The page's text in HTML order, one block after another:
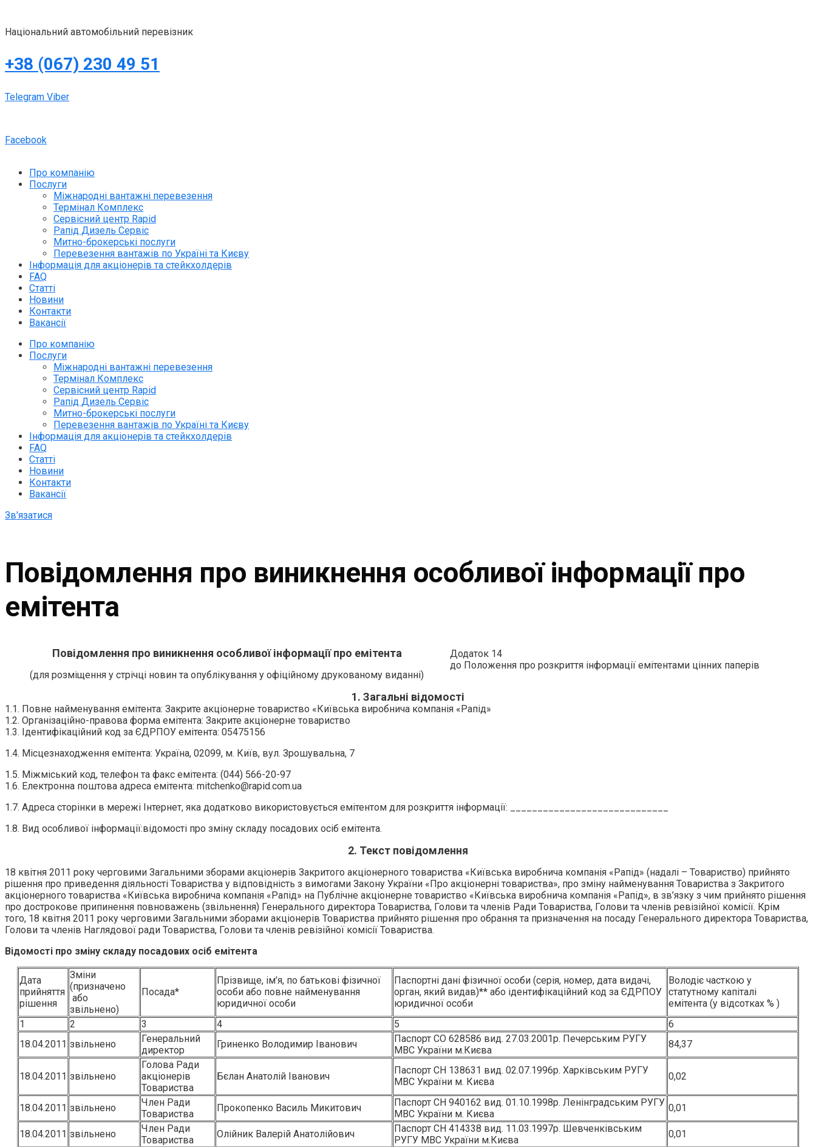
Національний автомобільний перевізник
+38 (067) 230 49 51
Telegram Viber
Facebook
Про компанію
Послуги
Міжнародні вантажні перевезення
Термінал Комплекс
Сервісний центр Rapid
Рапід Дизель Сервіс
Митно-брокерські послуги
Перевезення вантажів по Україні та Києву
Інформація для акціонерів та стейкхолдерів
FAQ
Статті
Новини
Контакти
Вакансії
Про компанію
Послуги
Міжнародні вантажні перевезення
Термінал Комплекс
Сервісний центр Rapid
Рапід Дизель Сервіс
Митно-брокерські послуги
Перевезення вантажів по Україні та Києву
Інформація для акціонерів та стейкхолдерів
FAQ
Статті
Новини
Контакти
Вакансії
Зв'язатися
Повідомлення про виникнення особливої інформації про
емітента
Додаток 14
до Положення про розкриття інформації емітентами цінних паперів
Повідомлення про виникнення особливої інформації про емітента
(для розміщення у стрічці новин та опублікування у офіційному друкованому виданні)
1. Загальні відомості
1.1. Повне найменування емітента: Закрите акціонерне товариство «Київська виробнича компанія «Рапід»
1.2. Організаційно-правова форма емітента: Закрите акціонерне товариство
1.3. Ідентифікаційний код за ЄДРПОУ емітента: 05475156
1.4. Місцезнаходження емітента: Україна, 02099, м. Київ, вул. Зрошувальна, 7
1.5. Міжміський код, телефон та факс емітента: (044) 566-20-97
1.6. Електронна поштова адреса емітента: mitchenko@rapid.com.ua
1.7. Адреса сторінки в мережі Інтернет, яка додатково використовується емітентом для розкриття інформації: _____________________________
1.8. Вид особливої інформації:відомості про зміну складу посадових осіб емітента.
2. Текст повідомлення
18 квітня 2011 року черговими Загальними зборами акціонерів Закритого акціонерного товариства «Київська виробнича компанія «Рапід» (надалі – Товариство) прийнято
рішення про приведення діяльності Товариства у відповідність з вимогами Закону України «Про акціонерні товариства», про зміну найменування Товариства з Закритого
акціонерного товариства «Київська виробнича компанія «Рапід» на Публічне акціонерне товариство «Київська виробнича компанія «Рапід», в зв’язку з чим прийнято рішення
про дострокове припинення повноважень (звільнення) Генерального директора Товариства, Голови та членів Ради Товариства, Голови та членів ревізійної комісії. Крім
того, 18 квітня 2011 року черговими Загальними зборами акціонерів Товариства прийнято рішення про обрання та призначення на посаду Генерального директора Товариства,
Голови та членів Наглядової ради Товариства, Голови та членів ревізійної комісії Товариства.
Відомості про зміну складу посадових осіб емітента
Дата
прийняття
рішення
Зміни
(призначено
або
звільнено)
Посада*
Прізвище, ім’я, по батькові фізичної
особи або повне найменування
юридичної особи
Паспортні дані фізичної особи (серія, номер, дата видачі,
орган, який видав)** або ідентифікаційний код за ЄДРПОУ
юридичної особи
Володіє часткою у
статутному капіталі
емітента (у відсотках % )
1
2 3 4 5
6
18.04.2011 звільнено
Генеральний
директор
Гриненко Володимир Іванович
Паспорт СО 628586 вид. 27.03.2001р. Печерським РУГУ
МВС України м.Києва
84,37
18.04.2011 звільнено
Голова Ради
акціонерів
Товариства
Бєлан Анатолій Іванович
Паспорт СН 138631 вид. 02.07.1996р. Харківським РУГУ
МВС України м. Києва
0,02
18.04.2011 звільнено
Член Ради
Товариства
Прокопенко Василь Микитович
Паспорт СН 940162 вид. 01.10.1998р. Ленінградським РУГУ
МВС України м. Києва
0,01
18.04.2011 звільнено
Член Ради
Товариства
Олійник Валерій Анатолійович
Паспорт СН 414338 вид. 11.03.1997р. Шевченківським
РУГУ МВС України м.Києва
0,01